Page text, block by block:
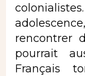
rencontrer
pourrait
Français